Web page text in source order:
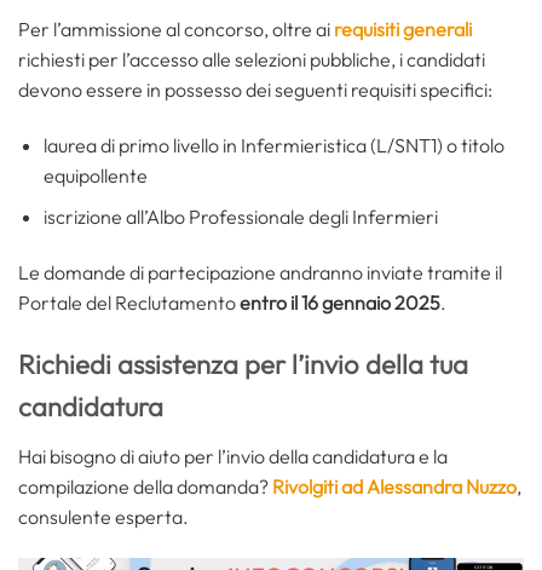
Per l’ammissione al concorso, oltre ai requisiti generali
richiesti per l’accesso alle selezioni pubbliche, i candidati
devono essere in possesso dei seguenti requisiti specifici:
laurea di primo livello in Infermieristica (L/SNT1) o titolo
equipollente
iscrizione all’Albo Professionale degli Infermieri
Le domande di partecipazione andranno inviate tramite il
Portale del Reclutamentoentro il 16 gennaio 2025.
Richiedi assistenza per l’invio della tua
candidatura
Hai bisogno di aiuto per l’invio della candidatura e la
compilazione della domanda? Rivolgiti ad Alessandra Nuzzo,
consulente esperta.